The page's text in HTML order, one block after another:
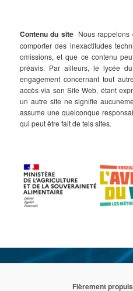
Contenu du site Nous
comporter des inexactitudes
omissions, et que ce contenu
préavis. Par ailleurs, le lycée
engagement concernant tout
accès via son Site Web, étant
un autre site ne signifie
assume une quelconque
qui peut être fait de tels sites.
Fièrement